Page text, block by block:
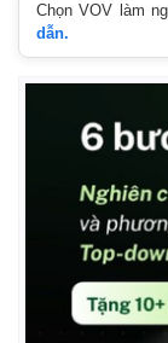
Chọn VOV làm
dẫn.